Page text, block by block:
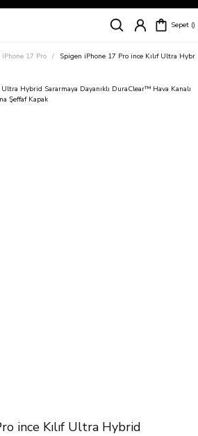
Siparişleriniz
Süper İndirimli Fiyatlar
Sepet
iPhone 17 Pro Spigen iPhone 17 Pro ince Kılıf Ultra
ince Kılıf Ultra Hybrid